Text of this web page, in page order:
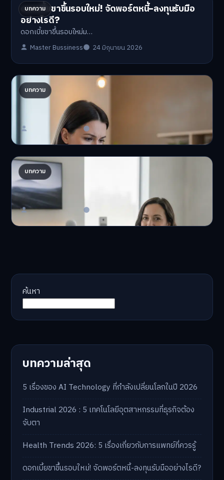
บทความ
ดอกเบี้ยขาขึ้นรอบใหม่! จัดพอร์ตหนี้-ลงทุนรับมือ
อย่างไรดี?
ดอกเบี้ยขาขึ้นรอบใหม่ม…
Master Bussiness 24 มิถุนายน 2026
บทความ
ปรับพอร์ตรับ ‘เงินดิจิทัล 2.0’ จัดสรรงบอย่างไรไม่
ให้พัง
'เงินดิจิทัล 2.0' มาแล…
Master Bussiness 23 มิถุนายน 2026
บทความ
AI จัดพอร์ตให้ปัง! เทรนด์ลงทุนยุคใหม่ ไม่ต้องเฝ้า
จอ
AI จัดพอร์ตให้ปัง! หมด…
Master Bussiness 23 มิถุนายน 2026
ค้นหา
บทความล่าสุด
5 เรื่องของ AI Technology ที่กำลังเปลี่ยนโลกในปี 2026
Industrial 2026 : 5 เทคโนโลยีอุตสาหกรรมที่ธุรกิจต้อง
จับตา
Health Trends 2026: 5 เรื่องเกี่ยวกับการแพทย์ที่ควรรู้
ดอกเบี้ยขาขึ้นรอบใหม่! จัดพอร์ตหนี้-ลงทุนรับมืออย่างไรดี?